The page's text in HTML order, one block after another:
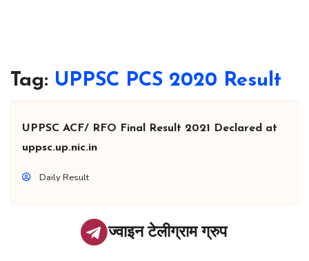
Tag: UPPSC PCS 2020 Result
UPPSC ACF/ RFO Final Result 2021 Declared at
uppsc.up.nic.in
Daily Result
ज्वाइन टेलीग्राम ग्रुप